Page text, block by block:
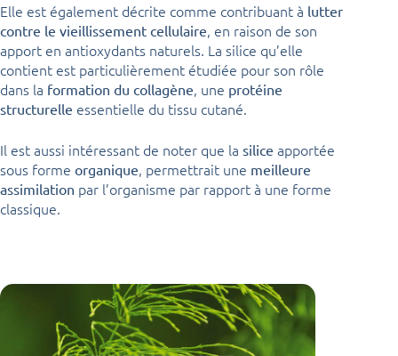
Elle est également décrite comme contribuant à lutter
contre le vieillissement cellulaire, en raison de son
apport en antioxydants naturels. La silice qu’elle
contient est particulièrement étudiée pour son rôle
dans la formation du collagène, une protéine
structurelle essentielle du tissu cutané.
Il est aussi intéressant de noter que la silice apportée
sous forme organique, permettrait une meilleure
assimilation par l’organisme par rapport à une forme
classique.